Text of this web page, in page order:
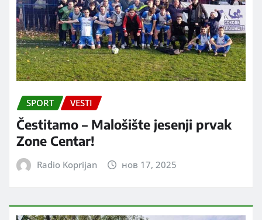
SPORT VESTI
Čestitamo – Malošište jesenji prvak
Zone Centar!
Radio Koprijan нов 17, 2025